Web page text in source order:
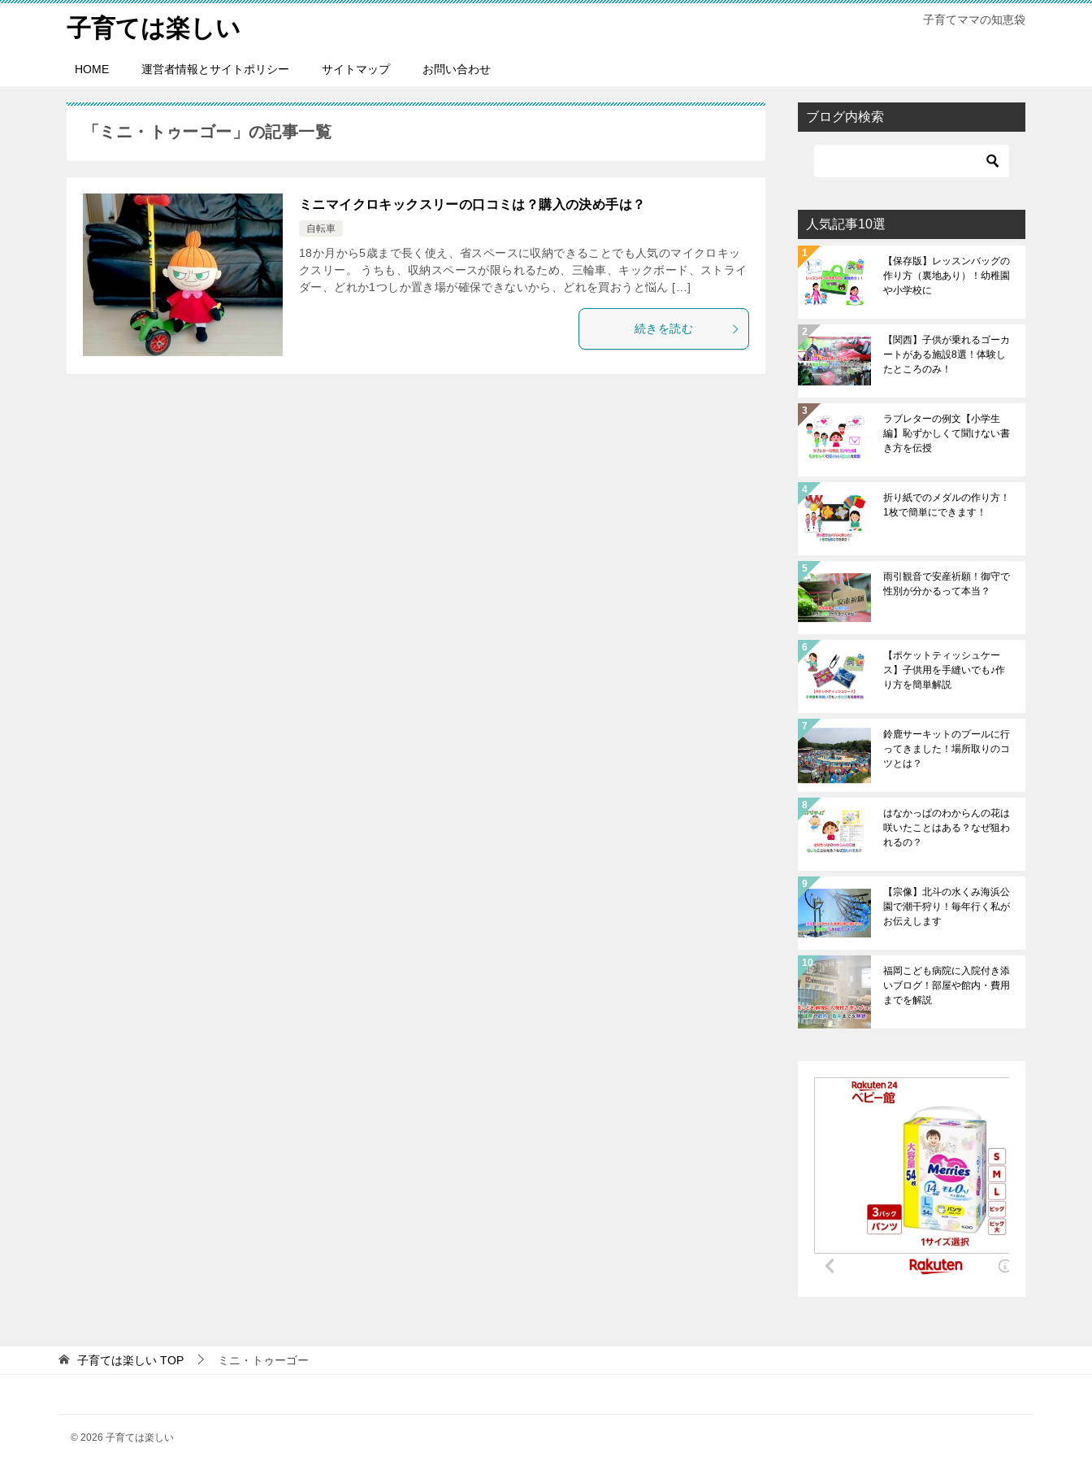
子育ては楽しい 子育てママの知恵袋
HOME 運営者情報とサイトポリシー サイトマップ お問い合わせ
「ミニ・トゥーゴー」の記事一覧
ミニマイクロキックスリーの口コミは？購入の決め手は？
自転車
18か月から5歳まで長く使え、省スペースに収納できることでも人気のマイクロキッ
クスリー。 うちも、収納スペースが限られるため、三輪車、キックボード、ストライ
ダー、どれか1つしか置き場が確保できないから、どれを買おうと悩ん […]
続きを読む
ブログ内検索
人気記事10選
【保存版】レッスンバッグの
作り方（裏地あり）！幼稚園
や小学校に
【関西】子供が乗れるゴーカ
ートがある施設8選！体験し
たところのみ！
ラブレターの例文【小学生
編】恥ずかしくて聞けない書
き方を伝授
折り紙でのメダルの作り方！
1枚で簡単にできます！
雨引観音で安産祈願！御守で
性別が分かるって本当？
【ポケットティッシュケー
ス】子供用を手縫いでも♪作
り方を簡単解説
鈴鹿サーキットのプールに行
ってきました！場所取りのコ
ツとは？
はなかっぱのわからんの花は
咲いたことはある？なぜ狙わ
れるの？
【宗像】北斗の水くみ海浜公
園で潮干狩り！毎年行く私が
お伝えします
福岡こども病院に入院付き添
いブログ！部屋や館内・費用
までを解説
子育ては楽しい TOP ミニ・トゥーゴー
© 2026 子育ては楽しい